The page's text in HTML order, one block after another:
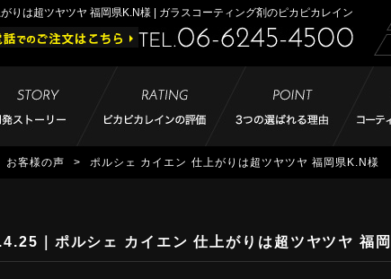
りは超ツヤツヤ 福岡県K.N様 | ガラスコーティング剤のピカピカレイン
お客様の声 > ポルシェ カイエン 仕上がりは超ツヤツヤ 福岡県K.N様
｜ポルシェ カイエン 仕上がりは超ツヤツヤ 福